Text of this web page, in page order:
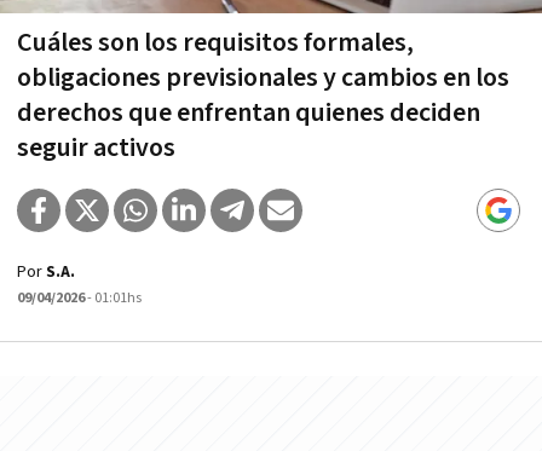
Cuáles son los requisitos formales,
obligaciones previsionales y cambios en los
derechos que enfrentan quienes deciden
seguir activos
PorS.A.
09/04/2026- 01:01hs